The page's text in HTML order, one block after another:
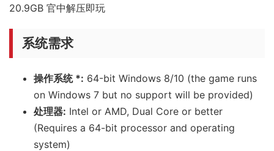
20.9GB 官中解压即玩
系统需求
操作系统 *: 64-bit Windows 8/10 (the game runs
on Windows 7 but no support will be provided)
处理器: Intel or AMD, Dual Core or better
(Requires a 64-bit processor and operating
system)